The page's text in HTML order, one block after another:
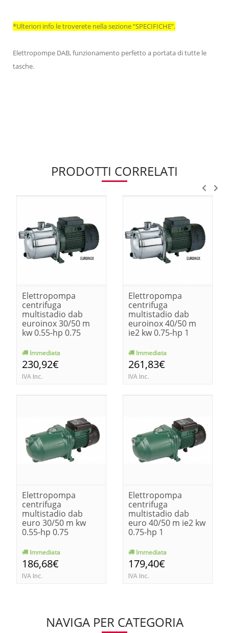
*Ulteriori info le troverete nella sezione “SPECIFICHE”.
Elettropompe DAB, funzionamento perfetto a portata di tutte le
tasche.
PRODOTTI CORRELATI
Elettropompa
centrifuga
multistadio dab
euroinox 30/50 m
kw 0.55-hp 0.75
Immediata
230,92€
IVA Inc.
Elettropompa
centrifuga
multistadio dab
euroinox 40/50 m
ie2 kw 0.75-hp 1
Immediata
261,83€
IVA Inc.
Elettropompa
centrifuga
multistadio dab
euro 30/50 m kw
0.55-hp 0.75
Immediata
186,68€
IVA Inc.
Elettropompa
centrifuga
multistadio dab
euro 40/50 m ie2 kw
0.75-hp 1
Immediata
179,40€
IVA Inc.
NAVIGA PER CATEGORIA